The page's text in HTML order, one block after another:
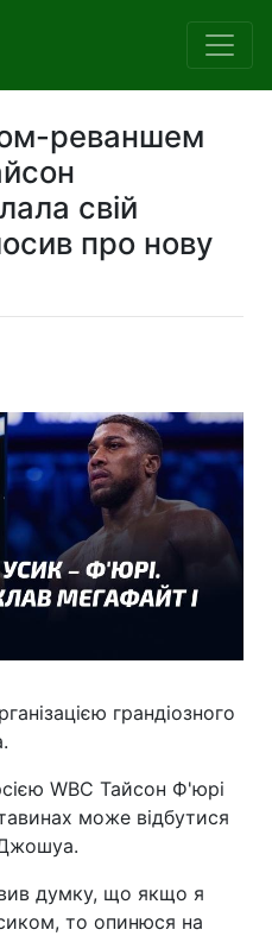
реваншем
свій
про нову
грандіозного
WBC Тайсон Ф'юрі
може відбутися
думку, що якщо я
то опинюся на